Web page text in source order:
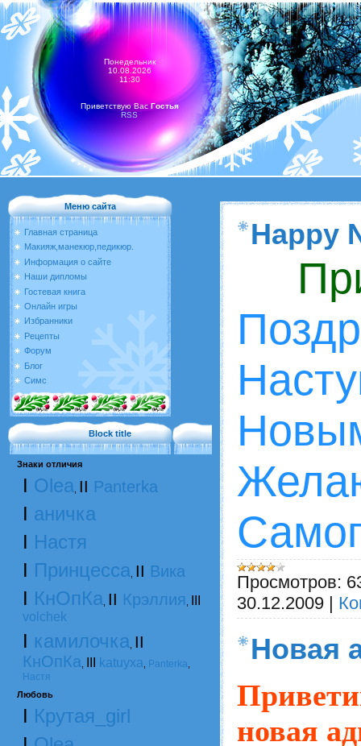
Понедельник
10.08.2026
11:30
Приветствую Вас Гостья
RSS
Меню сайта
Главная страница
Макияж,манекюр,педикюр.
Информация о сайте
Наши дипломы
Гостевая книга
Онлайн игры
Избранники
Рецепты
Форум
Блог
Симс
Block title
Знаки отличия
I Olea II Panterka
I аничка
I Настя
I Принцесса II Вика
I КнОпКа II Крэллия
volchek
I камилочка II
КнОпКа
katuyxa Panterka
Настя
Любовь
I Крутая_girl
Happy
Просмотров:
30.12.2009 |
Новая
новая